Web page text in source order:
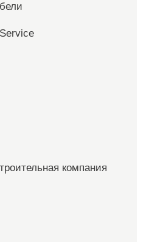
компания